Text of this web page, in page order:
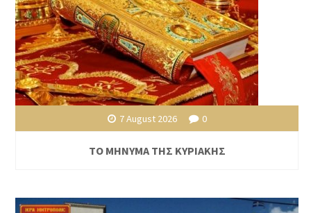
7 August 2026 0
ΤΟ ΜΗΝΥΜΑ ΤΗΣ ΚΥΡΙΑΚΗΣ